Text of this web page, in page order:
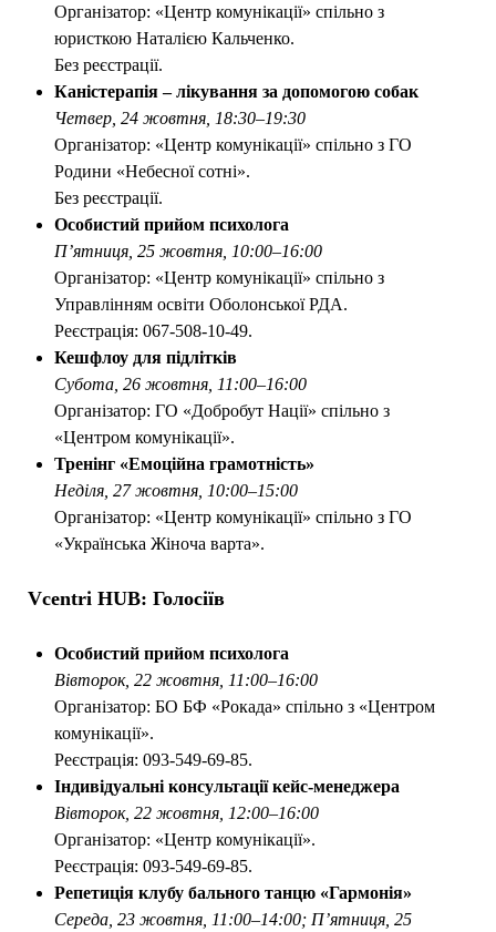
Організатор: «Центр комунікації» спільно з
юристкою Наталією Кальченко.
Без реєстрації.
Каністерапія – лікування за допомогою собак
Четвер, 24 жовтня, 18:30–19:30
Організатор: «Центр комунікації» спільно з ГО
Родини «Небесної сотні».
Без реєстрації.
Особистий прийом психолога
Пʼятниця, 25 жовтня, 10:00–16:00
Організатор: «Центр комунікації» спільно з
Управлінням освіти Оболонської РДА.
Реєстрація: 067-508-10-49.
Кешфлоу для підлітків
Субота, 26 жовтня, 11:00–16:00
Організатор: ГО «Добробут Нації» спільно з
«Центром комунікації».
Тренінг «Емоційна грамотність»
Неділя, 27 жовтня, 10:00–15:00
Організатор: «Центр комунікації» спільно з ГО
«Українська Жіноча варта».
Vcentri HUB: Голосіїв
Особистий прийом психолога
Вівторок, 22 жовтня, 11:00–16:00
Організатор: БО БФ «Рокада» спільно з «Центром
комунікації».
Реєстрація: 093-549-69-85.
Індивідуальні консультації кейс-менеджера
Вівторок, 22 жовтня, 12:00–16:00
Організатор: «Центр комунікації».
Реєстрація: 093-549-69-85.
Репетиція клубу бального танцю «Гармонія»
Середа, 23 жовтня, 11:00–14:00; Пʼятниця, 25